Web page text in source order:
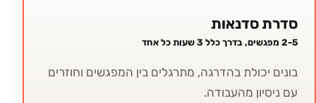
סדרת סדנאות
2-5 מפגשים, בדרך כלל 3 שעות כל אחד
בונים יכולת בהדרגה, מתרגלים בין המפגשים וחוזרים
עם ניסיון מהעבודה.